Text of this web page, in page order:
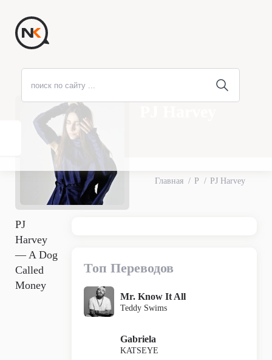
Главная P PJ Harvey
PJ
Harvey
— A Dog
Called
Money
Топ Переводов
Mr. Know It All
Teddy Swims
Gabriela
KATSEYE